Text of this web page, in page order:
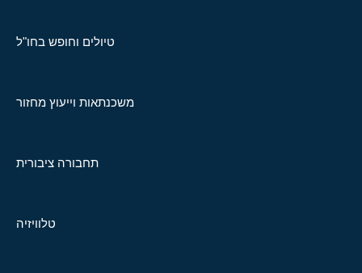
טיולים וחופש בחו"ל
משכנתאות וייעוץ מחזור
תחבורה ציבורית
טלוויזיה